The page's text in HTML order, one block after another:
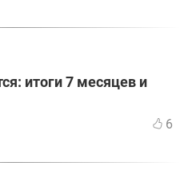
итоги 7 месяцев и
6